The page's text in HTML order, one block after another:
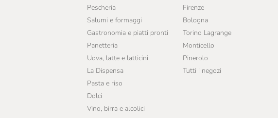
Marchesi Migliorati
Marchesi Di Barolo
Massimago
Opperbacco
Pellegrino
Pescheria
Salumi e formaggi
Gastronomia e piatti pronti
Panetteria
Uova, latte e latticini
La Dispensa
Pasta e riso
Dolci
Vino, birra e alcolici
Firenze
Bologna
Torino Lagrange
Monticello
Pinerolo
Tutti i negozi